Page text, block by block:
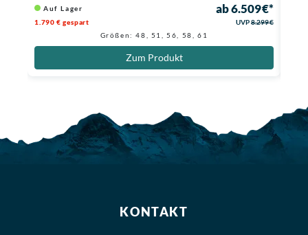
Auf Lager ab 6.509 €*
1.790 € gespart UVP8.299 €
Größen: 48, 51, 56, 58, 61
Zum Produkt
KONTAKT